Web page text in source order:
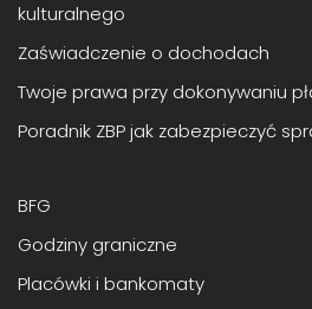
kulturalnego
Zaświadczenie o dochodach
Twoje prawa przy dokonywaniu
Poradnik ZBP jak zabezpieczyć
BFG
Godziny graniczne
Placówki i bankomaty